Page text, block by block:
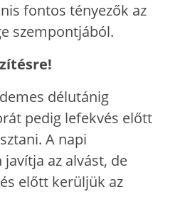
fontos tényezők az
szempontjából.
délutánig
pedig lefekvés előtt
A napi
az alvást, de
előtt kerüljük az